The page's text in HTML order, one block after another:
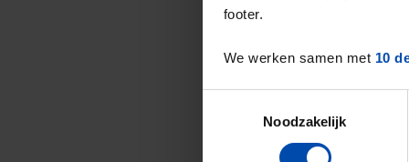
footer.
We werken samen met 10
Noodzakelijk